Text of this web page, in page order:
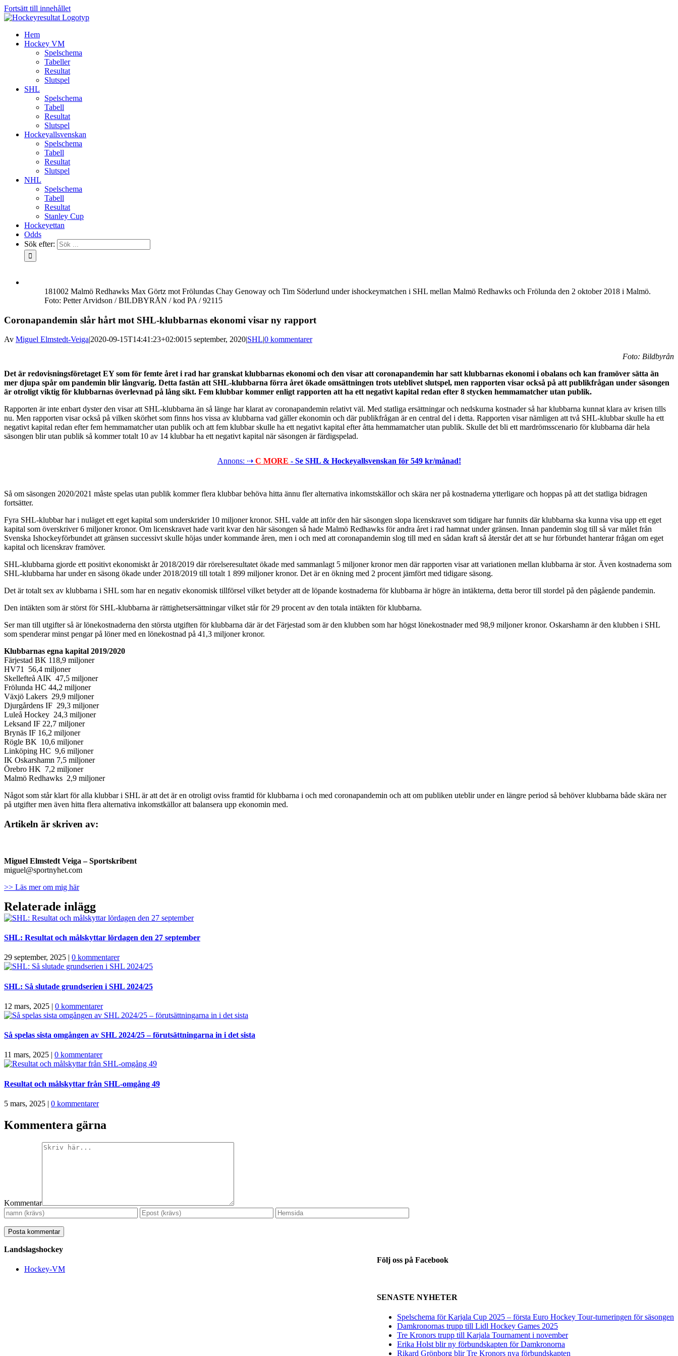
Fortsätt till innehållet
Hem
Hockey VM
Spelschema
Tabeller
Resultat
Slutspel
SHL
Spelschema
Tabell
Resultat
Slutspel
Hockeyallsvenskan
Spelschema
Tabell
Resultat
Slutspel
NHL
Spelschema
Tabell
Resultat
Stanley Cup
Hockeyettan
Odds
Sök efter:
181002 Malmö Redhawks Max Görtz mot Frölundas Chay Genoway och Tim Söderlund under ishockeymatchen i SHL mellan Malmö Redhawks och Frölunda den 2 oktober 2018 i Malmö.
Foto: Petter Arvidson / BILDBYRÅN / kod PA / 92115
Coronapandemin slår hårt mot SHL-klubbarnas ekonomi visar ny rapport
Av Miguel Elmstedt-Veiga|2020-09-15T14:41:23+02:0015 september, 2020|SHL|0 kommentarer
Foto: Bildbyrån
Det är redovisningsföretaget EY som för femte året i rad har granskat klubbarnas ekonomi och den visar att coronapandemin har satt klubbarnas ekonomi i obalans och kan framöver sätta än
mer djupa spår om pandemin blir långvarig. Detta fastän att SHL-klubbarna förra året ökade omsättningen trots uteblivet slutspel, men rapporten visar också på att publikfrågan under säsongen
är otroligt viktig för klubbarnas överlevnad på lång sikt. Fem klubbar kommer enligt rapporten att ha ett negativt kapital redan efter 8 stycken hemmamatcher utan publik.
Rapporten är inte enbart dyster den visar att SHL-klubbarna än så länge har klarat av coronapandemin relativt väl. Med statliga ersättningar och nedskurna kostnader så har klubbarna kunnat klara av krisen tills
nu. Men rapporten visar också på vilken skörhet som finns hos vissa av klubbarna vad gäller ekonomin och där publikfrågan är en central del i detta. Rapporten visar nämligen att två SHL-klubbar skulle ha ett
negativt kapital redan efter fem hemmamatcher utan publik och att fem klubbar skulle ha ett negativt kapital efter åtta hemmamatcher utan publik. Skulle det bli ett mardrömsscenario för klubbarna där hela
säsongen blir utan publik så kommer totalt 10 av 14 klubbar ha ett negativt kapital när säsongen är färdigspelad.
Annons: ⇢ C MORE - Se SHL & Hockeyallsvenskan för 549 kr/månad!
Så om säsongen 2020/2021 måste spelas utan publik kommer flera klubbar behöva hitta ännu fler alternativa inkomstskällor och skära ner på kostnaderna ytterligare och hoppas på att det statliga bidragen
fortsätter.
Fyra SHL-klubbar har i nuläget ett eget kapital som underskrider 10 miljoner kronor. SHL valde att inför den här säsongen slopa licenskravet som tidigare har funnits där klubbarna ska kunna visa upp ett eget
kapital som överskriver 6 miljoner kronor. Om licenskravet hade varit kvar den här säsongen så hade Malmö Redhawks för andra året i rad hamnat under gränsen. Innan pandemin slog till så var målet från
Svenska Ishockeyförbundet att gränsen successivt skulle höjas under kommande åren, men i och med att coronapandemin slog till med en sådan kraft så återstår det att se hur förbundet hanterar frågan om eget
kapital och licenskrav framöver.
SHL-klubbarna gjorde ett positivt ekonomiskt år 2018/2019 där rörelseresultatet ökade med sammanlagt 5 miljoner kronor men där rapporten visar att variationen mellan klubbarna är stor. Även kostnaderna som
SHL-klubbarna har under en säsong ökade under 2018/2019 till totalt 1 899 miljoner kronor. Det är en ökning med 2 procent jämfört med tidigare säsong.
Det är totalt sex av klubbarna i SHL som har en negativ ekonomisk tillförsel vilket betyder att de löpande kostnaderna för klubbarna är högre än intäkterna, detta beror till stordel på den pågående pandemin.
Den intäkten som är störst för SHL-klubbarna är rättighetsersättningar vilket står för 29 procent av den totala intäkten för klubbarna.
Ser man till utgifter så är lönekostnaderna den största utgiften för klubbarna där är det Färjestad som är den klubben som har högst lönekostnader med 98,9 miljoner kronor. Oskarshamn är den klubben i SHL
som spenderar minst pengar på löner med en lönekostnad på 41,3 miljoner kronor.
Klubbarnas egna kapital 2019/2020
Färjestad BK 118,9 miljoner
HV71 56,4 miljoner
Skellefteå AIK 47,5 miljoner
Frölunda HC 44,2 miljoner
Växjö Lakers 29,9 miljoner
Djurgårdens IF 29,3 miljoner
Luleå Hockey 24,3 miljoner
Leksand IF 22,7 miljoner
Brynäs IF 16,2 miljoner
Rögle BK 10,6 miljoner
Linköping HC 9,6 miljoner
IK Oskarshamn 7,5 miljoner
Örebro HK 7,2 miljoner
Malmö Redhawks 2,9 miljoner
Något som står klart för alla klubbar i SHL är att det är en otroligt oviss framtid för klubbarna i och med coronapandemin och att om publiken uteblir under en längre period så behöver klubbarna både skära ner
på utgifter men även hitta flera alternativa inkomstkällor att balansera upp ekonomin med.
Artikeln är skriven av:
Miguel Elmstedt Veiga– Sportskribent
miguel@sportnyhet.com
>> Läs mer om mig här
Relaterade inlägg
SHL: Resultat och målskyttar lördagen den 27 september
29 september, 2025 | 0 kommentarer
SHL: Så slutade grundserien i SHL 2024/25
12 mars, 2025 | 0 kommentarer
Så spelas sista omgången av SHL 2024/25 – förutsättningarna in i det sista
11 mars, 2025 0 kommentarer
Resultat och målskyttar från SHL-omgång 49
5 mars, 2025 | 0 kommentarer
Kommentera gärna
Kommentar
Följ oss på Facebook
SENASTE NYHETER
Spelschema för Karjala Cup 2025 – första Euro Hockey Tour-turneringen för säsongen
Damkronornas trupp till Lidl Hockey Games 2025
Tre Kronors trupp till Karjala Tournament i november
Erika Holst blir ny förbundskapten för Damkronorna
Rikard Grönborg blir Tre Kronors nya förbundskapten
Landslagshockey
Hockey-VM